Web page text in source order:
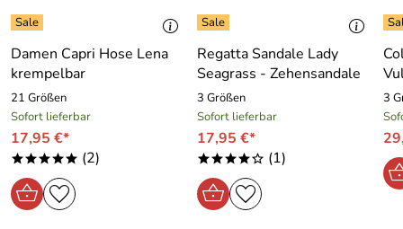
Damen Capri Hose Lena
krempelbar
21 Größen
Sofort lieferbar
17,95 €*
***** (2)
Regatta Sandale Lady
Seagrass - Zehensandale
3 Größen
Sofort lieferbar
17,95 €*
****o (1)
3